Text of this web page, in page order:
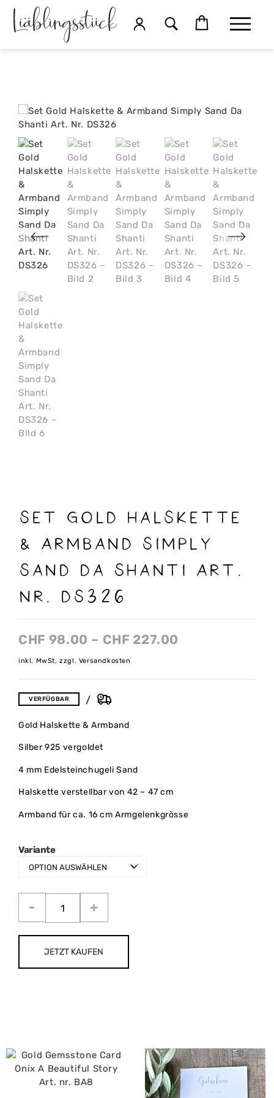
Set Gold Halskette
& Armband Simply
Sand Da Shanti Art.
Nr. DS326
CHF 98.00 – CHF 227.00
inkl. MwSt, zzgl. Versandkosten
VERFÜGBAR
Gold Halskette & Armband
Silber 925 vergoldet
4 mm Edelsteinchugeli Sand
Halskette verstellbar von 42 – 47 cm
Armband für ca. 16 cm Armgelenkgrösse
Variante
JETZT KAUFEN